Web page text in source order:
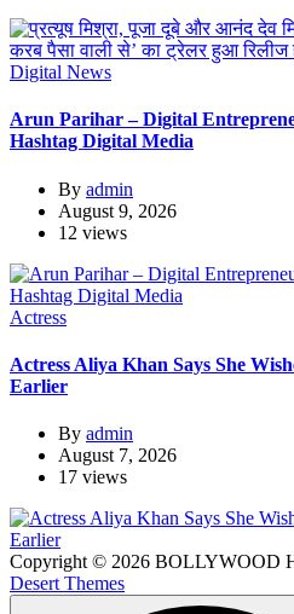
Digital News
Arun Parihar – Digital
Hashtag Digital Media
By admin
August 9, 2026
12 views
Actress
Actress Aliya Khan Says She
Earlier
By admin
August 7, 2026
17 views
Copyright © 2026 BOLLYWOOD
Desert Themes